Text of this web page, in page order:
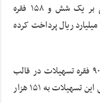
بانک ملی ایران در دو ماه نخست امسال بالغ بر یک شش و ۱۵۸ فقره
تسهیلات مشارکت مدنی به ارزش ۶۷ هزار و ۲۴۶ میلیارد ریال پرداخت کرده
همچنین این بانک در مدت مذکور، ۹۱ هزار و ۹۰۸ فقره تسهیلات در قالب
عقود اسلامی پرداخت کرده است که ارزش ریالی این تسهیلات به ۱۵۱ هزار